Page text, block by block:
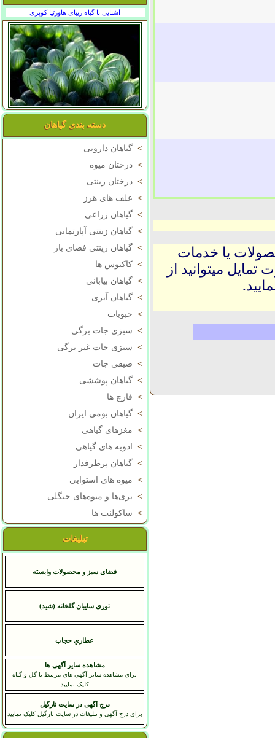
آشنایی با گیاه زیبای هاورتیا کوپری
دسته بندی گیاهان
> گیاهان دارویی
> درختان میوه
> درختان زینتی
> علف های هرز
> گیاهان زراعی
> گیاهان زینتی آپارتمانی
> گیاهان زینتی فضای باز
> کاکتوس ها
> گیاهان بیابانی
> گیاهان آبزی
> حبوبات
> سبزی جات برگی
> سبزی جات غیر برگی
> صیفی جات
> گیاهان پوششی
> قارچ ها
> گیاهان بومی ایران
> مغزهای گیاهی
>
ادویه های گیاهی
> گیاهان پرطرفدار
> میوه های استوایی
> بری‌ها و میوه‌های جنگلی
> ساکولنت ها
تبلیغات
فضای سبز و محصولات وابسته
توری سایبان گلخانه (شید)
عطاري حجاب
مشاهده سایر آگهی ها
برای مشاهده سایر آگهی های مرتبط با گل و گیاه
کلیک نمایید
درج آگهی در سایت نارگیل
برای درج آگهی و تبلیغات در سایت نارگیل کلیک نمایید
یا خدمات
میتوانید از